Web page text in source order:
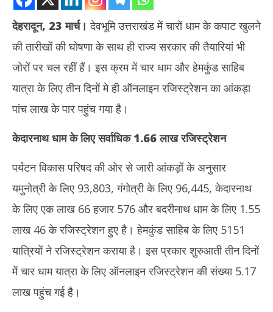
उत्तराखंड : चार धाम यात्रा की तैयारियां जोरों पर, 3 दिनों में 5 लाख से ज्यादा
March
23,
देहरादून, 23 मार्च। देवभूमि उत्तराखंड में चारों धाम के कपाट खुलने
की तारीखों की घोषणा के साथ ही राज्य सरकार की तैयारियां भी
जोरों पर चल रहीं हैं। इस क्रम में चार धाम और हेमकुंड साहिब
यात्रा के लिए तीन दिनों मे ही ऑनलाइन रजिस्ट्रेशन का आंकड़ा
पांच लाख के पार पहुंच गया है।
केदारनाथ धाम के लिए सर्वाधिक 1.66 लाख रजिस्ट्रेशन
पर्यटन विकास परिषद की ओर से जारी आंकड़ों के अनुसार
यमुनोत्री के लिए 93,803, गंगोत्री के लिए 96,445, केदारनाथ
के लिए एक लाख 66 हजार 576 और बदरीनाथ धाम के लिए 1.55
लाख 46 के रजिस्ट्रेशन हुए है। हेमकुंड साहिब के लिए 5151
यात्रियों ने रजिस्ट्रेशन कराया है। इस प्रकार शुरुआती तीन दिनों
में चार धाम यात्रा के लिए ऑनलाइन रजिस्ट्रेशन की संख्या 5.17
लाख पहुंच गई है।